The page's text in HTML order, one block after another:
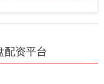
配资平台